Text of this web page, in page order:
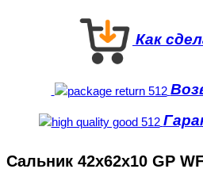
Как
Сальник 42x62x10 GP